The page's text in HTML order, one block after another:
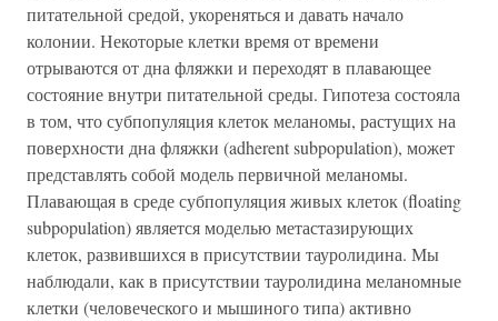
питательной средой, укореняться и давать начало
колонии. Некоторые клетки время от времени
отрываются от дна фляжки и переходят в плавающее
состояние внутри питательной среды. Гипотеза состояла
в том, что субпопуляция клеток меланомы, растущих на
поверхности дна фляжки (adherent subpopulation), может
представлять собой модель первичной меланомы.
Плавающая в среде субпопуляция живых клеток (floating
subpopulation) является моделью метастазирующих
клеток, развившихся в присутствии тауролидина. Мы
наблюдали, как в присутствии тауролидина меланомные
клетки (человеческого и мышиного типа) активно